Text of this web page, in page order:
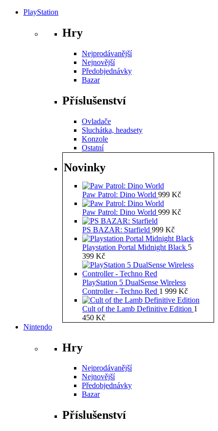
PlayStation
Hry
Nejprodávanější
Nejnovější
Předobjednávky
Bazar
Příslušenství
Ovladače
Sluchátka, headsety
Konzole
Ostatní
Novinky
Paw Patrol: Dino World 999 Kč
Paw Patrol: Dino World 999 Kč
PS BAZAR: Starfield 999 Kč
Playstation Portal Midnight Black 5
399 Kč
PlayStation 5 DualSense Wireless
Controller - Techno Red 1 999 Kč
Cult of the Lamb Definitive Edition 1
450 Kč
Nintendo
Hry
Nejprodávanější
Nejnovější
Předobjednávky
Bazar
Příslušenství